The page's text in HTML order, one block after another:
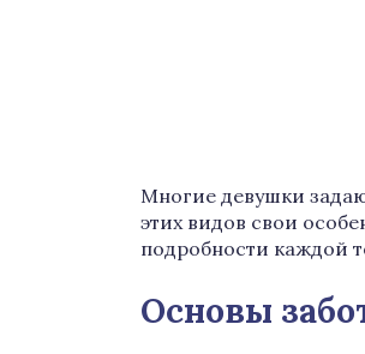
Многие девушки
этих видов свои
подробности каждой
Основы